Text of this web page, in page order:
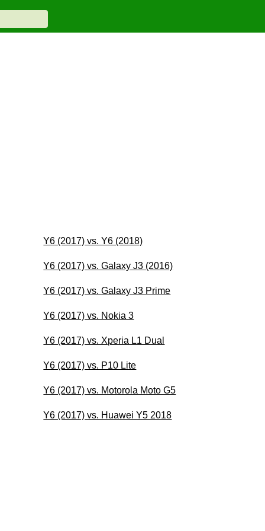
Y6 (2017) vs. Y6 (2018)
Y6 (2017) vs. Galaxy J3 (2016)
Y6 (2017) vs. Galaxy J3 Prime
Y6 (2017) vs. Nokia 3
Y6 (2017) vs. Xperia L1 Dual
Y6 (2017) vs. P10 Lite
Y6 (2017) vs. Motorola Moto G5
Y6 (2017) vs. Huawei Y5 2018